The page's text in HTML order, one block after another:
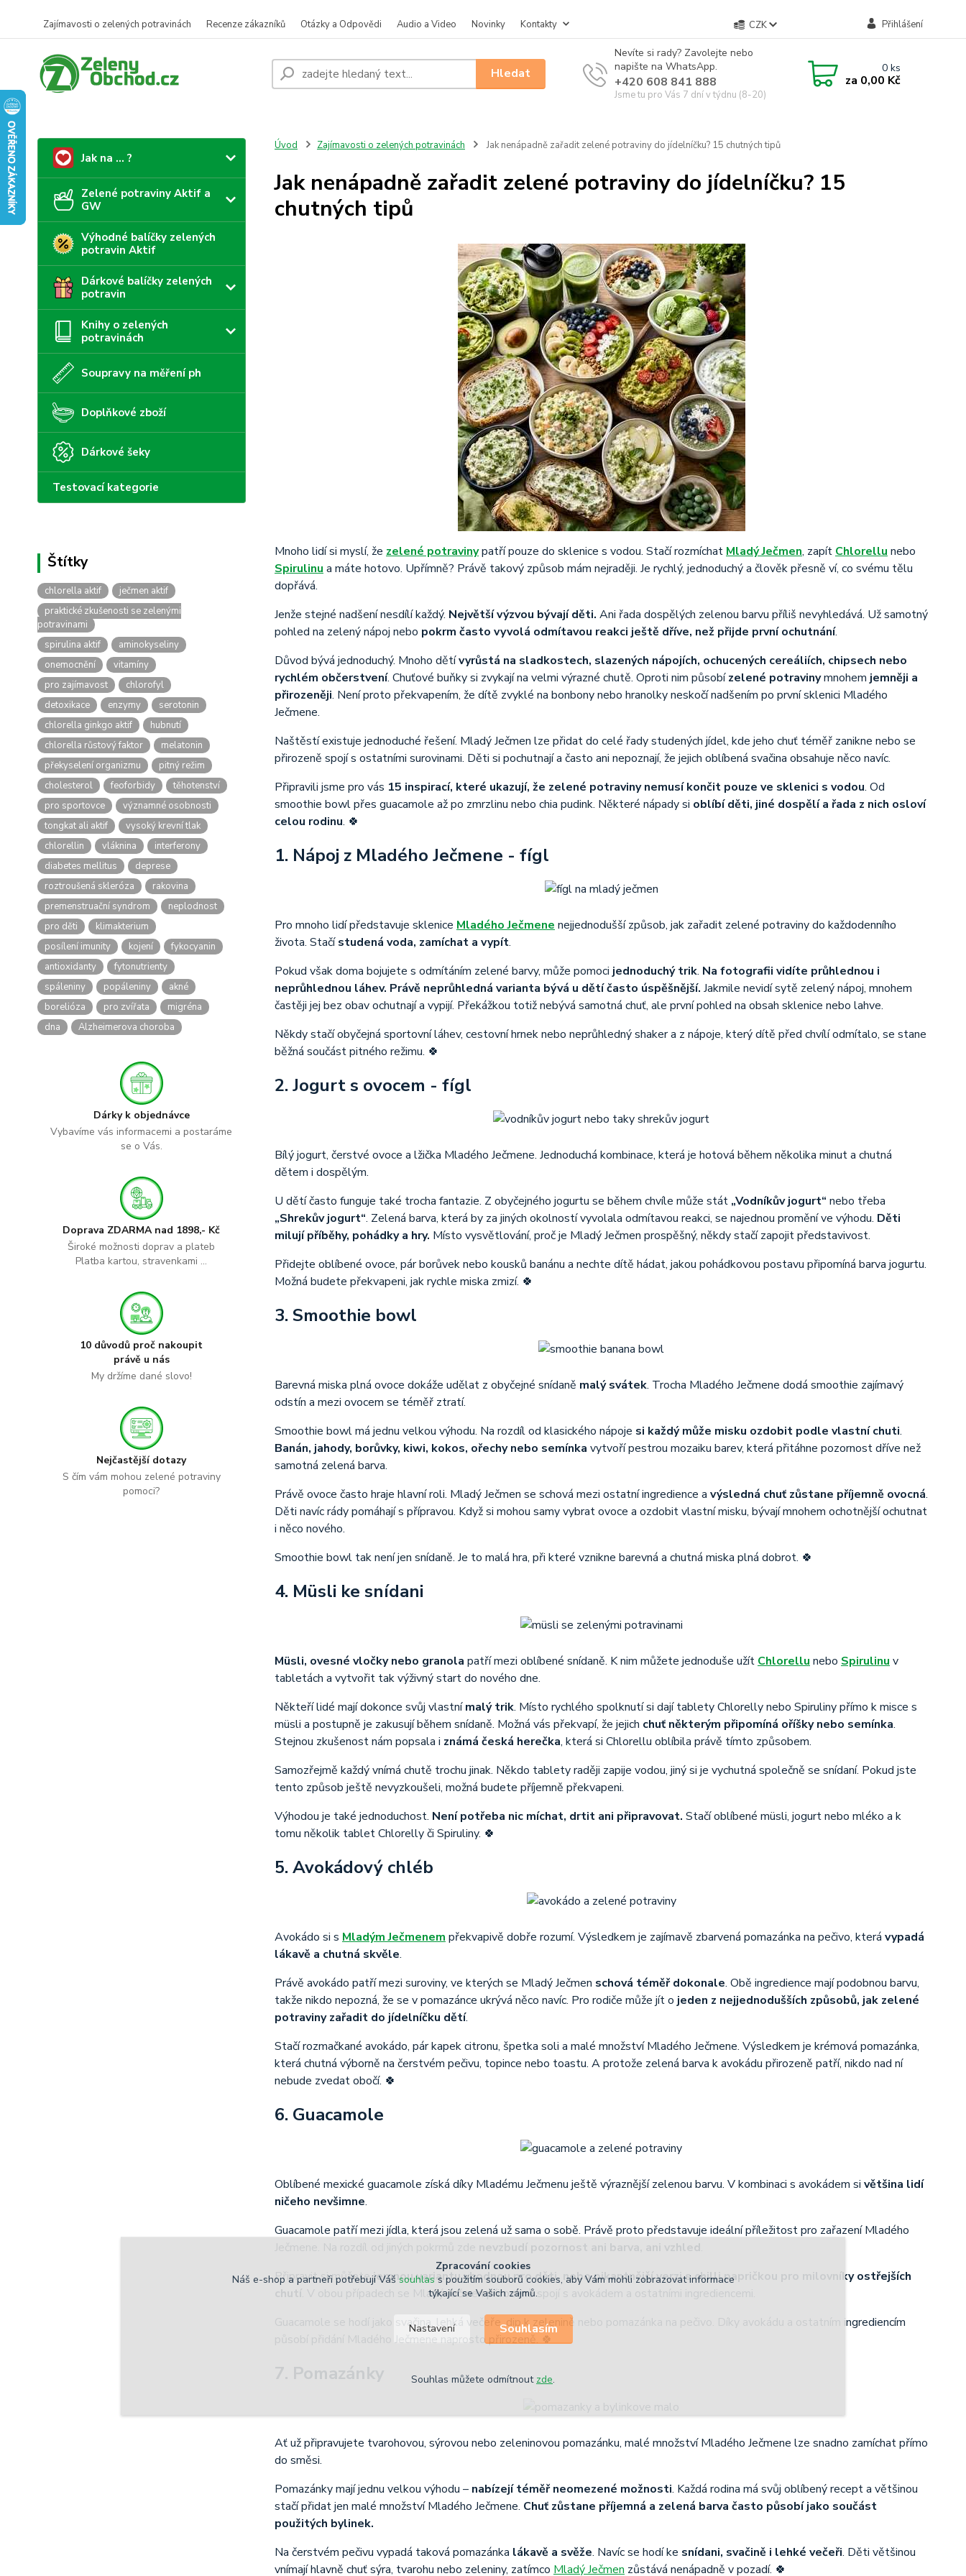
Zajímavosti o zelených potravinách Recenze zákazníků Otázky a Odpovědi Audio a Video Novinky Kontakty CZK Přihlášení
Hledat
Nevíte si rady? Zavolejte nebo
napište na WhatsApp.
+420 608 841 888
Jsme tu pro Vás 7 dní v týdnu (8-20)
0ks
za 0,00 Kč
chlorella aktif
ječmen aktif
praktické zkušenosti se zelenými
potravinami
spirulina aktif
aminokyseliny
onemocnění
vitamíny
pro zajímavost
chlorofyl
detoxikace
enzymy
serotonin
chlorella ginkgo aktif
hubnutí
chlorella růstový faktor
melatonin
překyselení organizmu
pitný režim
cholesterol
feoforbidy
těhotenství
pro sportovce
významné osobnosti
tongkat ali aktif
vysoký krevní tlak
chlorellin
vláknina
interferony
diabetes mellitus
deprese
roztroušená skleróza
rakovina
premenstruační syndrom
neplodnost
pro děti
klimakterium
posílení imunity
kojení
fykocyanin
antioxidanty
fytonutrienty
spáleniny
popáleniny
akné
borelióza
pro zvířata
migréna
dna
Alzheimerova choroba
Jak na ... ?
Zelené potraviny Aktif a
GW
Výhodné balíčky zelených
potravin Aktif
Dárkové balíčky zelených
potravin
Knihy o zelených
potravinách
Soupravy na měření ph
Doplňkové zboží
Dárkové šeky
Testovací kategorie
Dárky k objednávce
Vybavíme vás informacemi a postaráme
se o Vás.
Doprava ZDARMA nad 1898,- Kč
Široké možnosti doprav a plateb
Platba kartou, stravenkami ...
10 důvodů proč nakoupit
právě u nás
My držíme dané slovo!
Nejčastější dotazy
S čím vám mohou zelené potraviny
pomoci?
Úvod Zajímavosti o zelených potravinách Jak nenápadně zařadit zelené potraviny do jídelníčku? 15 chutných tipů
Jak nenápadně zařadit zelené potraviny do jídelníčku? 15
chutných tipů
Mnoho lidí si myslí, že zelené potravinypatří pouze do sklenice s vodou. Stačí rozmíchat Mladý Ječmen, zapít Chlorellu nebo
Spirulinu a máte hotovo. Upřímně? Právě takový způsob mám nejraději. Je rychlý, jednoduchý a člověk přesně ví, co svému tělu
dopřává.
Jenže stejné nadšení nesdílí každý. Největší výzvou bývají děti. Ani řada dospělých zelenou barvu příliš nevyhledává. Už samotný
pohled na zelený nápoj nebo pokrm často vyvolá odmítavou reakci ještě dříve, než přijde první ochutnání.
Důvod bývá jednoduchý. Mnoho dětívyrůstá na sladkostech, slazených nápojích, ochucených cereáliích, chipsech nebo
rychlém občerstvení. Chuťové buňky si zvykají na velmi výrazné chutě. Oproti nim působízelené potravinymnohem jemněji a
přirozeněji. Není proto překvapením, že dítě zvyklé na bonbony nebo hranolky neskočí nadšením po první sklenici Mladého
Ječmene.
Naštěstí existuje jednoduché řešení. Mladý Ječmen lze přidat do celé řady studených jídel, kde jeho chuť téměř zanikne nebo se
přirozeně spojí s ostatními surovinami. Děti si pochutnají a často ani nepoznají, že jejich oblíbená svačina obsahuje něco navíc.
Připravili jsme pro vás 15 inspirací, které ukazují, že zelené potraviny nemusí končit pouze ve sklenici s vodou. Od
smoothie bowl přes guacamole až po zmrzlinu nebo chia pudink. Některé nápady si oblíbí děti, jiné dospělí a řada z nich osloví
celou rodinu. 🍀
1. Nápoj z Mladého Ječmene - fígl
Pro mnoho lidí představuje sklenice Mladého Ječmene nejjednodušší způsob, jak zařadit zelené potraviny do každodenního
života. Stačístudená voda, zamíchat a vypít.
Pokud však doma bojujete s odmítáním zelené barvy, může pomoci jednoduchý trik. Na fotografii vidíte průhlednou i
neprůhlednou láhev. Právě neprůhledná varianta bývá u dětí často úspěšnější. Jakmile nevidí sytě zelený nápoj, mnohem
častěji jej bez obav ochutnají a vypijí. Překážkou totiž nebývá samotná chuť, ale první pohled na obsah sklenice nebo lahve.
Někdy stačí obyčejná sportovní láhev, cestovní hrnek nebo neprůhledný shaker a z nápoje, který dítě před chvílí odmítalo, se stane
běžná součást pitného režimu. 🍀
2. Jogurt s ovocem - fígl
Bílý jogurt, čerstvé ovoce a lžička Mladého Ječmene. Jednoduchá kombinace, která je hotová během několika minut a chutná
dětem i dospělým.
U dětí často funguje také trocha fantazie. Z obyčejného jogurtu se během chvíle může stát „Vodníkův jogurt“ nebo třeba
„Shrekův jogurt“. Zelená barva, která by za jiných okolností vyvolala odmítavou reakci, se najednou promění ve výhodu. Děti
milují příběhy, pohádky a hry. Místo vysvětlování, proč je Mladý Ječmen prospěšný, někdy stačí zapojit představivost.
Přidejte oblíbené ovoce, pár borůvek nebo kousků banánu a nechte dítě hádat, jakou pohádkovou postavu připomíná barva jogurtu.
Možná budete překvapeni, jak rychle miska zmizí. 🍀
3. Smoothie bowl
Barevná miska plná ovoce dokáže udělat z obyčejné snídaně malý svátek. Trocha Mladého Ječmene dodá smoothie zajímavý
odstín a mezi ovocem se téměř ztratí.
Smoothie bowl má jednu velkou výhodu. Na rozdíl od klasického nápoje si každý může misku ozdobit podle vlastní chuti.
Banán, jahody, borůvky, kiwi, kokos, ořechy nebo semínka vytvoří pestrou mozaiku barev, která přitáhne pozornost dříve než
samotná zelená barva.
Právě ovoce často hraje hlavní roli. Mladý Ječmen se schová mezi ostatní ingredience a výsledná chuť zůstane příjemně ovocná.
Děti navíc rády pomáhají s přípravou. Když si mohou samy vybrat ovoce a ozdobit vlastní misku, bývají mnohem ochotnější ochutnat
i něco nového.
Smoothie bowl tak není jen snídaně. Je to malá hra, při které vznikne barevná a chutná miska plná dobrot. 🍀
4. Müsli ke snídani
Müsli, ovesné vločky nebo granola patří mezi oblíbené snídaně. K nim můžete jednoduše užít Chlorellu nebo Spirulinu v
tabletách a vytvořit tak výživný start do nového dne.
Někteří lidé mají dokonce svůj vlastnímalý trik. Místo rychlého spolknutí si dají tablety Chlorelly nebo Spiruliny přímo k misce s
müsli a postupně je zakusují během snídaně. Možná vás překvapí, že jejich chuť některým připomíná oříšky nebo semínka.
Stejnou zkušenost nám popsala i známá česká herečka, která si Chlorellu oblíbila právě tímto způsobem.
Samozřejmě každý vnímá chutě trochu jinak. Někdo tablety raději zapije vodou, jiný si je vychutná společně se snídaní. Pokud jste
tento způsob ještě nevyzkoušeli, možná budete příjemně překvapeni.
Výhodou je také jednoduchost. Není potřeba nic míchat, drtit ani připravovat. Stačí oblíbené müsli, jogurt nebo mléko a k
tomu několik tablet Chlorelly či Spiruliny. 🍀
5. Avokádový chléb
Avokádo si s Mladým Ječmenem překvapivě dobře rozumí. Výsledkem je zajímavě zbarvená pomazánka na pečivo, která vypadá
lákavě a chutná skvěle.
Právě avokádo patří mezi suroviny, ve kterých se Mladý Ječmen schová téměř dokonale. Obě ingredience mají podobnou barvu,
takže nikdo nepozná, že se v pomazánce ukrývá něco navíc. Pro rodiče může jít o jeden z nejjednodušších způsobů, jak zelené
potraviny zařadit do jídelníčku dětí.
Stačí rozmačkané avokádo, pár kapek citronu, špetka soli a malé množství Mladého Ječmene. Výsledkem je krémová pomazánka,
která chutná výborně na čerstvém pečivu, topince nebo toastu. A protože zelená barva k avokádu přirozeně patří, nikdo nad ní
nebude zvedat obočí. 🍀
6. Guacamole
Oblíbené mexické guacamole získá díky Mladému Ječmenu ještě výraznější zelenou barvu. V kombinaci s avokádem si většina lidí
ničeho nevšimne.
Guacamole patří mezi jídla, která jsou zelená už sama o sobě. Právě proto představuje ideální příležitost pro zařazení Mladého
Ječmene. Na rozdíl od jiných pokrmů zde nevzbudí pozornost ani barva, ani vzhled.
Připravit si můžetejemnou variantu vhodnou pro děti, nebo pikantnější verzi s chilli papričkou pro milovníky ostřejších
chutí. V obou případech se Mladý Ječmen přirozeně spojí s avokádem a ostatními ingrediencemi.
Guacamole se hodí jako svačina, lehká večeře, dip k zelenině nebo pomazánka na pečivo. Díky avokádu a ostatním ingrediencím
působí přidání Mladého Ječmene naprosto přirozeně. 🍀
7. Pomazánky
Ať už připravujete tvarohovou, sýrovou nebo zeleninovou pomazánku, malé množství Mladého Ječmene lze snadno zamíchat přímo
do směsi.
Pomazánky mají jednu velkou výhodu – nabízejí téměř neomezené možnosti. Každá rodina má svůj oblíbený recept a většinou
stačí přidat jen malé množství Mladého Ječmene. Chuť zůstane příjemná a zelená barva často působí jako součást
použitých bylinek.
Na čerstvém pečivu vypadá taková pomazánka lákavě a svěže. Navíc se hodí ke snídani, svačině i lehké večeři. Děti většinou
vnímají hlavně chuť sýra, tvarohu nebo zeleniny, zatímco Mladý Ječmen zůstává nenápadně v pozadí. 🍀
Zpracování cookies
Náš e-shop a partneři potřebují Vášsouhlass použitím souborů cookies, aby Vám mohli zobrazovat informace
týkající se Vašich zájmů.
Nastavení Souhlasím
Souhlas můžete odmítnout zde.